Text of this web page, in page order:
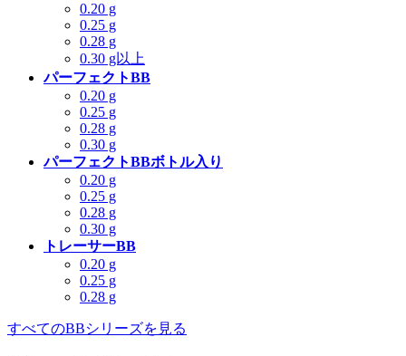
0.20 g
0.25 g
0.28 g
0.30 g以上
パーフェクトBB
0.20 g
0.25 g
0.28 g
0.30 g
パーフェクトBBボトル入り
0.20 g
0.25 g
0.28 g
0.30 g
トレーサーBB
0.20 g
0.25 g
0.28 g
すべてのBBシリーズを見る